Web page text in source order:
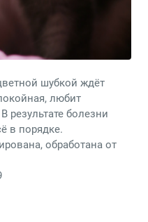
шубкой ждёт
любит
результате болезни
в порядке.
обработана от